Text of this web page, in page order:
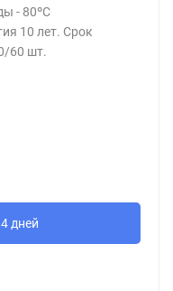
- 80ºС
10 лет. Срок
60 шт.
дней